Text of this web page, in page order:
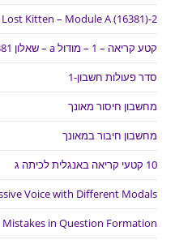
Kitten – Module A (16381)-2
קטע קריאה – 1 – מודול a – שאלון 16381
סדר פעולות חשבון-1
מחשבון חיסור מאונך
מחשבון חיבור במאונך
10 קטעי קריאה באנגלית לכיתה ג
Voice with Different Modals
in Question Formation